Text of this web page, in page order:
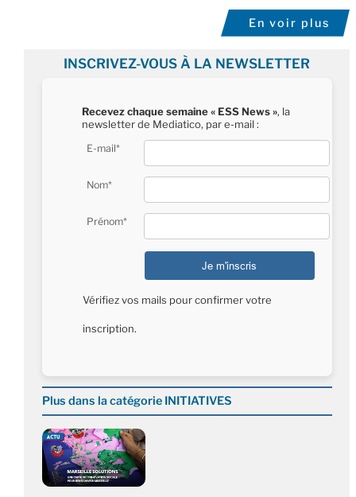
En voir plus
INSCRIVEZ-VOUS À LA NEWSLETTER
Recevez chaque semaine « ESS News », la
newsletter de Mediatico, par e-mail :
E-mail*
Nom*
Prénom*
Vérifiez vos mails pour confirmer votre
inscription.
Plus dans la catégorie INITIATIVES